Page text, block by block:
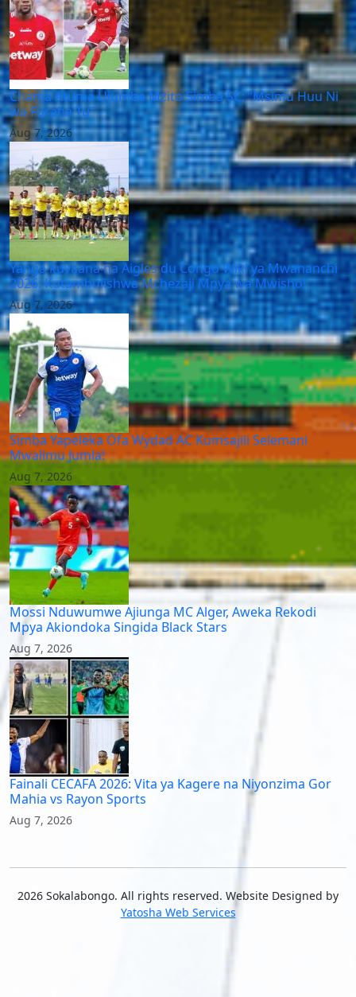
Chama Atuma Ujumbe Mzito Simba SC: “Msimu Huu Ni
wa Furaha Tu”
Aug 7, 2026
Yanga kuvaana na Aigles du Congo Wiki ya Mwananchi
2026: Kutambulishwa Mchezaji Mpya wa Mwisho!
Aug 7, 2026
Simba Yapeleka Ofa Wydad AC Kumsajili Selemani
Mwalimu Jumla!
Aug 7, 2026
Mossi Nduwumwe Ajiunga MC Alger, Aweka Rekodi
Mpya Akiondoka Singida Black Stars
Aug 7, 2026
Fainali CECAFA 2026: Vita ya Kagere na Niyonzima Gor
Mahia vs Rayon Sports
Aug 7, 2026
2026 Sokalabongo. All rights reserved. Website Designed by
Yatosha Web Services